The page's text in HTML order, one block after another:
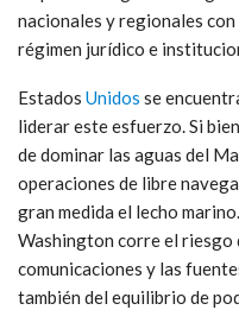
nacionales y regionales
régimen jurídico e
Estados Unidos se
liderar este esfuerzo. Si
de dominar las aguas del
operaciones de libre
gran medida el lecho
Washington corre el riesgo
comunicaciones y las
también del equilibrio de